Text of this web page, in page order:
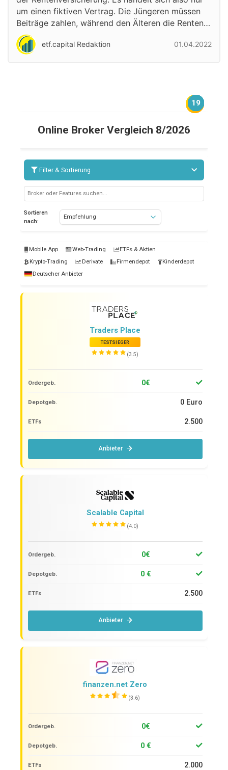
um einen fiktiven Vertrag. Die Jüngeren müssen
Beiträge zahlen, während den Älteren die Renten…
etf.capital Redaktion 01.04.2022